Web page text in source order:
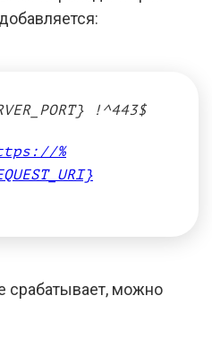
!^443$
%
срабатывает, можно